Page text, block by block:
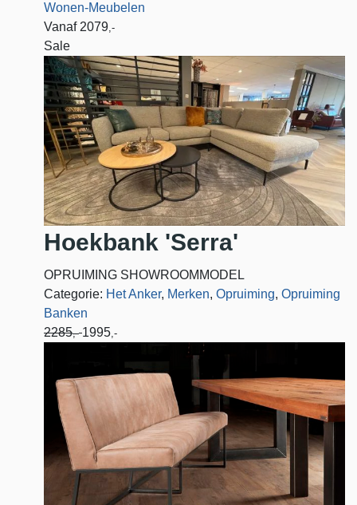
Wonen-Meubelen
Vanaf 2079,-
Sale
Hoekbank 'Serra'
OPRUIMING SHOWROOMMODEL
Categorie: Het Anker, Merken, Opruiming, Opruiming
Banken
2285,- 1995,-